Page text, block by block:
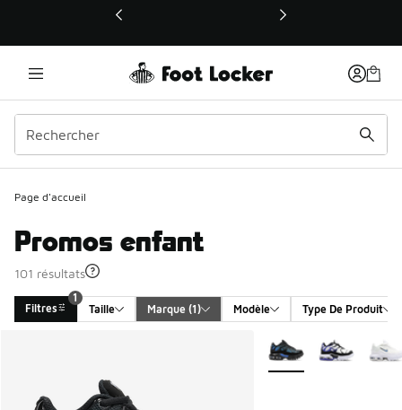
Ce lien ouvrira une nouvelle fenêtre
Page d'accueil
Promos enfant
101 résultats
Filtres
1
Taille
Marque (1) Modèle Type De Produit
Plus de couleurs